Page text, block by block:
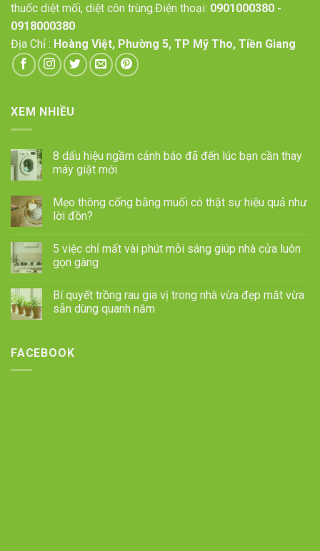
thuốc diệt mối, diệt côn trùng.Điện thoại: 0901000380 -
0918000380
Địa Chỉ : Hoàng Việt, Phường 5, TP Mỹ Tho, Tiền Giang
XEM NHIỀU
8 dấu hiệu ngầm cảnh báo đã đến lúc bạn cần thay
máy giặt mới
Mẹo thông cống bằng muối có thật sự hiệu quả như
lời đồn?
5 việc chỉ mất vài phút mỗi sáng giúp nhà cửa luôn
gọn gàng
Bí quyết trồng rau gia vị trong nhà vừa đẹp mắt vừa
sẵn dùng quanh năm
FACEBOOK